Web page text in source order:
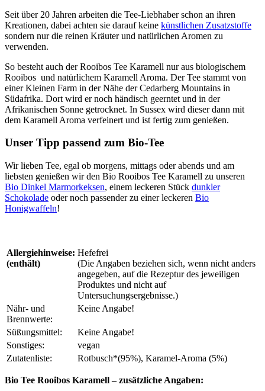
Seit über 20 Jahren arbeiten die Tee-Liebhaber schon an ihren
Kreationen, dabei achten sie darauf keine künstlichen Zusatzstoffe
sondern nur die reinen Kräuter und natürlichen Aromen zu
verwenden.
So besteht auch der Rooibos Tee Karamell nur aus biologischem
Rooibos und natürlichem Karamell Aroma. Der Tee stammt von
einer Kleinen Farm in der Nähe der Cedarberg Mountains in
Südafrika. Dort wird er noch händisch geerntet und in der
Afrikanischen Sonne getrocknet. In Sussex wird dieser dann mit
dem Karamell Aroma verfeinert und ist fertig zum genießen.
Unser Tipp passend zum Bio-Tee
Wir lieben Tee, egal ob morgens, mittags oder abends und am
liebsten genießen wir den Bio Rooibos Tee Karamell zu unseren
Bio Dinkel Marmorkeksen, einem leckeren Stück dunkler
Schokolade oder noch passender zu einer leckeren Bio
Honigwaffeln!
Allergiehinweise:
(enthält)
Hefefrei
(Die Angaben beziehen sich, wenn nicht anders
angegeben, auf die Rezeptur des jeweiligen
Produktes und nicht auf
Untersuchungsergebnisse.)
Nähr- und
Brennwerte:
Keine Angabe!
Süßungsmittel:
Keine Angabe!
Sonstiges:
vegan
Zutatenliste:
Rotbusch*(95%), Karamel-Aroma (5%)
Bio Tee Rooibos Karamell – zusätzliche Angaben: